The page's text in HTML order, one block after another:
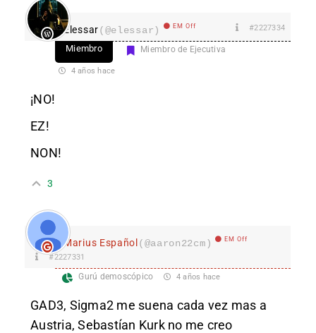
Elessar(@elessar) EM Off #2227334
Miembro Miembro de Ejecutiva
4 años hace
¡NO!
EZ!
NON!
3
Marius Español (@aaron22cm) EM Off
#2227331
Gurú demoscópico 4 años hace
GAD3, Sigma2 me suena cada vez mas a
Austria, Sebastían Kurk no me creo